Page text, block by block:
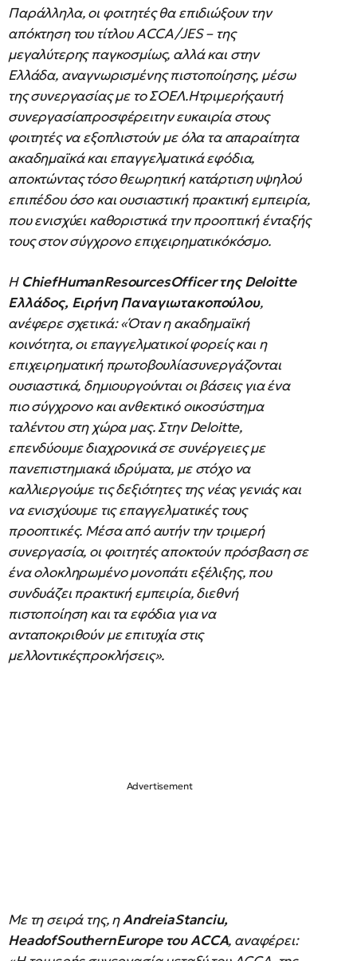
Παράλληλα, οι φοιτητές θα επιδιώξουν την
απόκτηση του τίτλου ACCA/JES – της
μεγαλύτερης παγκοσμίως, αλλά και στην
Ελλάδα, αναγνωρισμένης πιστοποίησης, μέσω
της συνεργασίας με το ΣΟΕΛ.Ητριμερήςαυτή
συνεργασίαπροσφέρειτην ευκαιρία στους
φοιτητές να εξοπλιστούν με όλα τα απαραίτητα
ακαδημαϊκά και επαγγελματικά εφόδια,
αποκτώντας τόσο θεωρητική κατάρτιση υψηλού
επιπέδου όσο και ουσιαστική πρακτική εμπειρία,
που ενισχύει καθοριστικά την προοπτική ένταξής
τους στον σύγχρονο επιχειρηματικόκόσμο.
Η ChiefHumanResourcesOfficerτηςDeloitte
Ελλάδος, Ειρήνη Παναγιωτακοπούλου,
ανέφερε σχετικά: «Όταν η ακαδημαϊκή
κοινότητα, οι επαγγελματικοί φορείς και η
επιχειρηματική πρωτοβουλίασυνεργάζονται
ουσιαστικά, δημιουργούνται οι βάσεις για ένα
πιο σύγχρονο και ανθεκτικό οικοσύστημα
ταλέντου στη χώρα μας. Στην Deloitte,
επενδύουμε διαχρονικά σε συνέργειες με
πανεπιστημιακά ιδρύματα, με στόχο να
καλλιεργούμε τις δεξιότητες της νέας γενιάς και
να ενισχύουμε τις επαγγελματικές τους
προοπτικές. Μέσα από αυτήν την τριμερή
συνεργασία, οι φοιτητές αποκτούν πρόσβαση σε
ένα ολοκληρωμένο μονοπάτι εξέλιξης, που
συνδυάζει πρακτική εμπειρία, διεθνή
πιστοποίηση και τα εφόδια για να
ανταποκριθούν με επιτυχία στις
μελλοντικέςπροκλήσεις».
Με τη σειρά της, ηAndreiaStanciu,
HeadofSouthernEuropeτουACCA, αναφέρει: